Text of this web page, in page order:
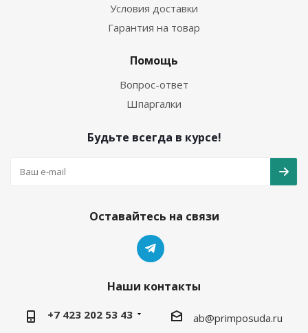
Условия доставки
Гарантия на товар
Помощь
Вопрос-ответ
Шпаргалки
Будьте всегда в курсе!
Оставайтесь на связи
Наши контакты
+7 423 202 53 43 ab@primposuda.ru